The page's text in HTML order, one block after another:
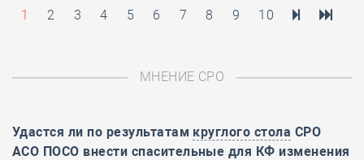
1 2 3 4 5 6 7 8 9 10
МНЕНИЕ СРО
Удастся ли по результатам круглого стола СРО
АСО ПОСО внести спасительные для КФ изменения